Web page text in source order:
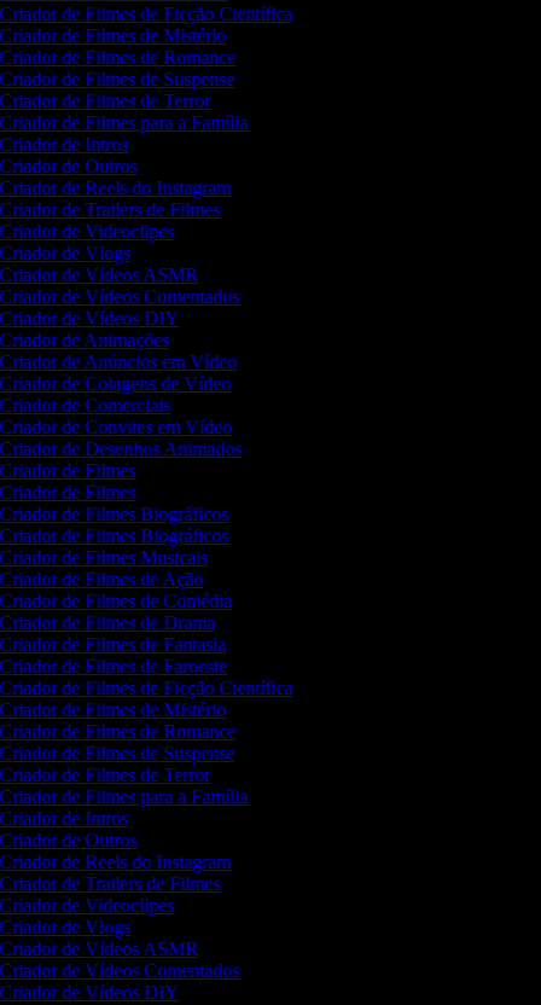
de Filmes de Ficção Científica
de Filmes de Mistério
de Filmes de Romance
de Filmes de Suspense
de Filmes de Terror
de Filmes para a Família
de Intros
de Outros
de Reels do Instagram
de Trailers de Filmes
de Videoclipes
de Vlogs
de Vídeos ASMR
de Vídeos Comentados
de Vídeos DIY
de Animações
de Anúncios em Vídeo
de Colagens de Vídeo
de Comerciais
de Convites em Vídeo
de Desenhos Animados
de Filmes
de Filmes
de Filmes Biográficos
de Filmes Biográficos
de Filmes Musicais
de Filmes de Ação
de Filmes de Comédia
de Filmes de Drama
de Filmes de Fantasia
de Filmes de Faroeste
de Filmes de Ficção Científica
de Filmes de Mistério
de Filmes de Romance
de Filmes de Suspense
de Filmes de Terror
de Filmes para a Família
de Intros
de Outros
de Reels do Instagram
de Trailers de Filmes
de Videoclipes
de Vlogs
de Vídeos ASMR
de Vídeos Comentados
de Vídeos DIY